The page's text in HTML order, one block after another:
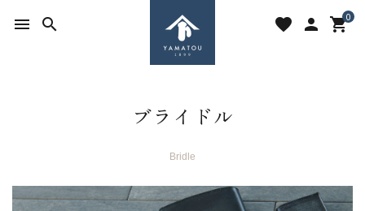
menu search favorite person 0
shopping_cart
ブライドル
Bridle